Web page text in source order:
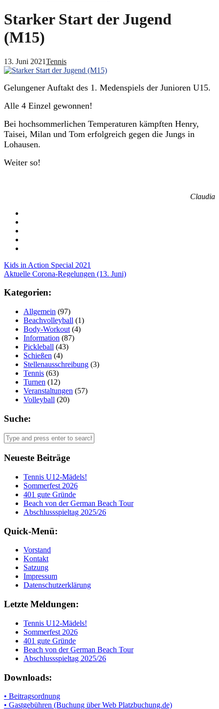
Starker Start der Jugend
(M15)
13. Juni 2021Tennis
Gelungener Auftakt des 1. Medenspiels der Junioren U15.
Alle 4 Einzel gewonnen!
Bei hochsommerlichen Temperaturen kämpften Henry,
Taisei, Milan und Tom erfolgreich gegen die Jungs in
Lohausen.
Weiter so!
Claudia
Post
navigation
Kids in Action Special 2021
Aktuelle Corona-Regelungen (13. Juni)
Kategorien:
Allgemein (97)
Beachvolleyball (1)
Body-Workout (4)
Information (87)
Pickleball (43)
Schießen (4)
Stellenausschreibung (3)
Tennis (63)
Turnen (12)
Veranstaltungen (57)
Volleyball (20)
Suche:
Neueste Beiträge
Tennis U12-Mädels!
Sommerfest 2026
401 gute Gründe
Beach von der German Beach Tour
Abschlussspieltag 2025/26
Quick-Menü:
Vorstand
Kontakt
Satzung
Impressum
Datenschutzerklärung
Letzte Meldungen:
Tennis U12-Mädels!
Sommerfest 2026
401 gute Gründe
Beach von der German Beach Tour
Abschlussspieltag 2025/26
Downloads:
• Beitragsordnung
• Gastgebühren (Buchung über Web Platzbuchung.de)